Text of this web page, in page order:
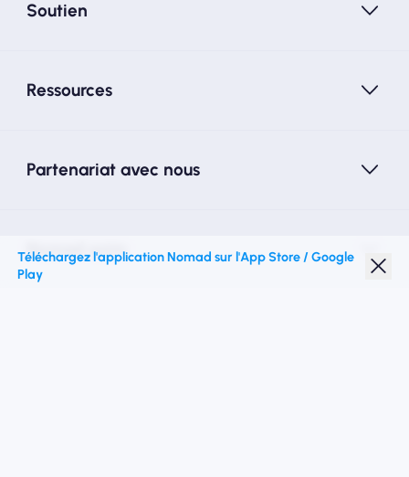
Soutien
Ressources
Partenariat avec nous
Nomad esim
Téléchargez l'application Nomad sur l'App Store / Google
Play